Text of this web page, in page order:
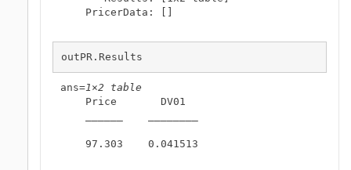
    PricerData: []
outPR.Results
ans=1×2 table
    Price       DV01
    97.303    0.041513